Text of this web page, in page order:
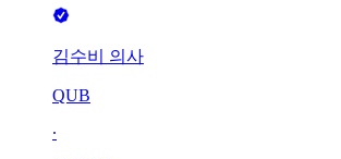
김수비 의사
QUB
∙